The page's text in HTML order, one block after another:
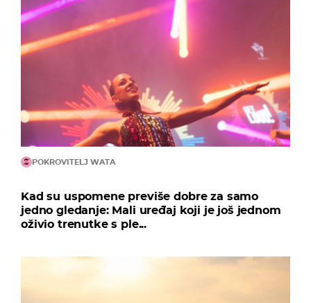
POKROVITELJ WATA
Kad su uspomene previše dobre za samo
jedno gledanje: Mali uređaj koji je još jednom
oživio trenutke s ple...